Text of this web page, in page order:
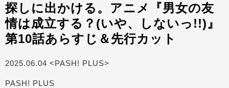
探しに出かける。アニメ『男女の友
情は成立する？(いや、しないっ!!)』
第10話あらすじ＆先行カット
2025.06.04 <PASH! PLUS>
PASH! PLUS